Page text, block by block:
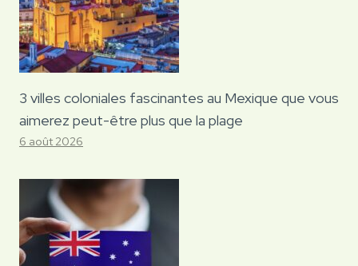
3 villes coloniales fascinantes au Mexique que vous
aimerez peut-être plus que la plage
6 août 2026